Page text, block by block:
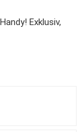
Exklusiv,